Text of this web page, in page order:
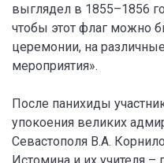
выглядел в 1855–1856
чтобы этот флаг можно
церемонии, на
мероприятия».
После панихиды
упокоения великих
Севастополя В.А.